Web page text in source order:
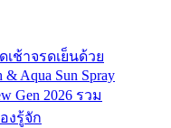
เช้าจรดเย็นด้วย
& Aqua Sun Spray
Gen 2026 รวม
งรู้จัก